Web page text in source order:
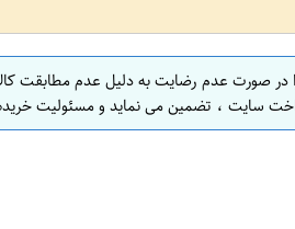
در صورت عدم رضایت به دلیل عدم مطابقت
سایت ، تضمین می نماید و مسئولیت